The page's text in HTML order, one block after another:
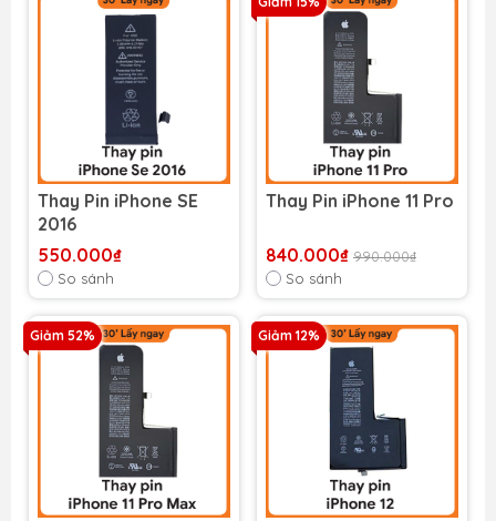
Thay Pin iPhone SE
2016
550.000₫
So sánh
Thay Pin iPhone 11 Pro
840.000₫ 990.000₫
So sánh
Giảm 52% Giảm 12%